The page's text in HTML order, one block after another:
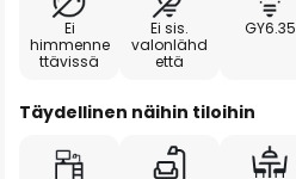
Ei
himmenne
ttävissä
Ei sis.
valonlähd
että
GY6.35
Täydellinen näihin tiloihin